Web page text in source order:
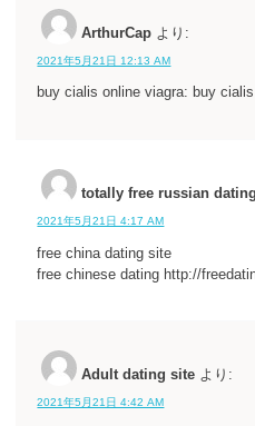
ArthurCap より:
2021年5月21日 12:13 AM
buy cialis online viagra: buy
totally free russian
2021年5月21日 4:17 AM
free china dating site
free chinese dating http://
Adult dating site より:
2021年5月21日 4:42 AM